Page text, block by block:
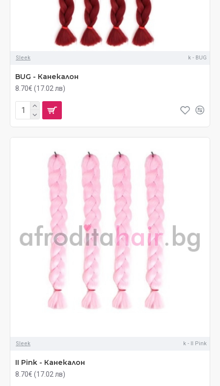
Sleek k - BUG
BUG - Канекалон
8.70€ (17.02 лв)
Sleek k - II Pink
II Pink - Канекалон
8.70€ (17.02 лв)